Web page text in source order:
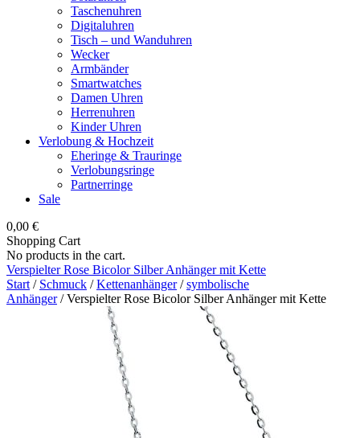
Taschenuhren
Digitaluhren
Tisch – und Wanduhren
Wecker
Armbänder
Smartwatches
Damen Uhren
Herrenuhren
Kinder Uhren
Verlobung & Hochzeit
Eheringe & Trauringe
Verlobungsringe
Partnerringe
Sale
0,00 €
Shopping Cart
No products in the cart.
Verspielter Rose Bicolor Silber Anhänger mit Kette
Start / Schmuck /Kettenanhänger/symbolische
Anhänger/ Verspielter Rose Bicolor Silber Anhänger mit Kette